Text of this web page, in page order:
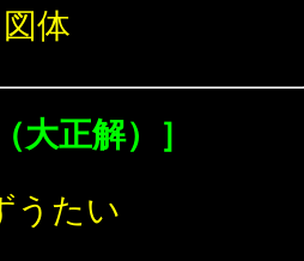
図体
大正解）］
うたい